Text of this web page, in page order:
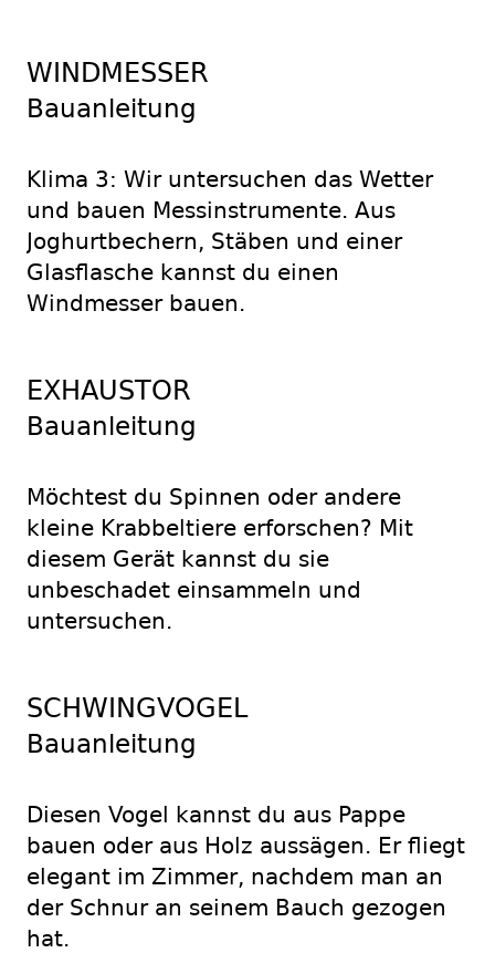
WINDMESSER
Bauanleitung
Klima 3: Wir untersuchen das Wetter
und bauen Messinstrumente. Aus
Joghurtbechern, Stäben und einer
Glasflasche kannst du einen
Windmesser bauen.
EXHAUSTOR
Bauanleitung
Möchtest du Spinnen oder andere
kleine Krabbeltiere erforschen? Mit
diesem Gerät kannst du sie
unbeschadet einsammeln und
untersuchen.
SCHWINGVOGEL
Bauanleitung
Diesen Vogel kannst du aus Pappe
bauen oder aus Holz aussägen. Er fliegt
elegant im Zimmer, nachdem man an
der Schnur an seinem Bauch gezogen
hat.